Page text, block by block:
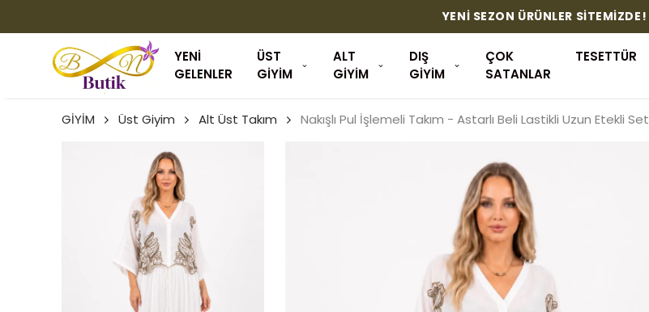
YENİ SEZON ÜRÜNLER SİTEMİZDE!
YENİ
GELENLER
ÜST
GİYİM
ALT
GİYİM
DIŞ
GİYİM
ÇOK
SATANLAR
TESETTÜR
GİYİM Üst Giyim Alt Üst Takım
Nakışlı Pul İşlemeli Takım - Astarlı Beli Lastikli Uzun Etekli Set